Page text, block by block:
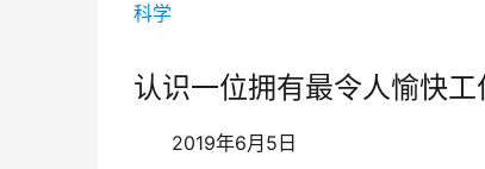
科学
认识一位拥有最令人愉快
2019年6月5日